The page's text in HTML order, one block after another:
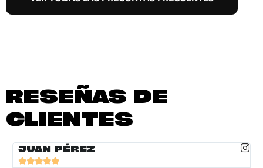
RESEÑAS DE
CLIENTES
JUAN PÉREZ
